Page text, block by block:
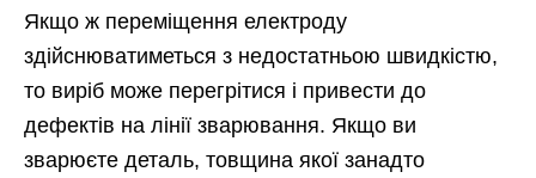
Якщо ж переміщення електроду
здійснюватиметься з недостатньою швидкістю,
то виріб може перегрітися і привести до
дефектів на лінії зварювання. Якщо ви
зварюєте деталь, товщина якої занадто